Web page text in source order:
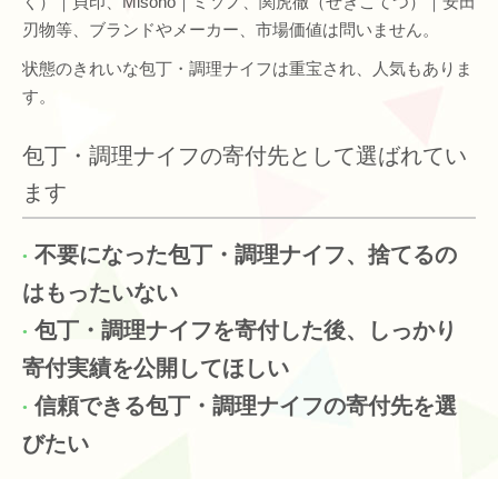
刃物等、ブランドやメーカー、市場価値は問いません。
状態のきれいな包丁・調理ナイフは重宝され、人気もありま
す。
包丁・調理ナイフの寄付先として選ばれてい
ます
不要になった包丁・調理ナイフ、捨てるの
はもったいない
包丁・調理ナイフを寄付した後、しっかり
寄付実績を公開してほしい
信頼できる包丁・調理ナイフの寄付先を選
びたい